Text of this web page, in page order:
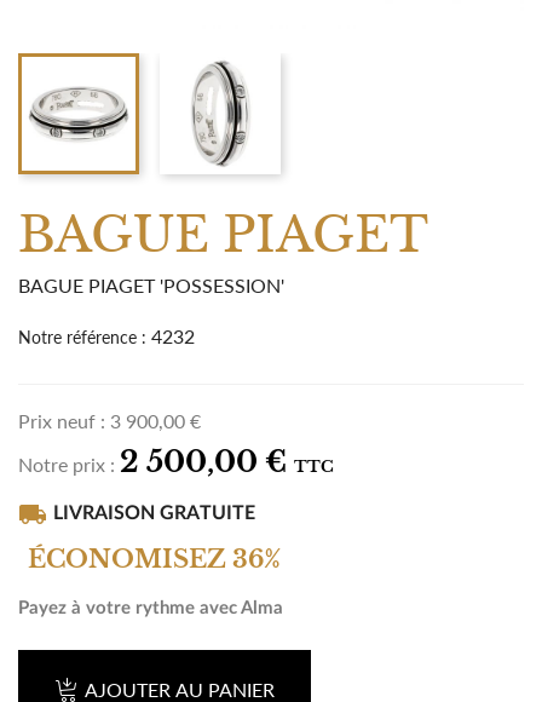
BAGUE PIAGET
BAGUE PIAGET 'POSSESSION'
Notre référence : 4232
Prix neuf : 3 900,00 €
Notre prix : 2 500,00 € TTC
local_shipping LIVRAISON GRATUITE
ÉCONOMISEZ 36%
Payez à votre rythme avec Alma
AJOUTER AU PANIER